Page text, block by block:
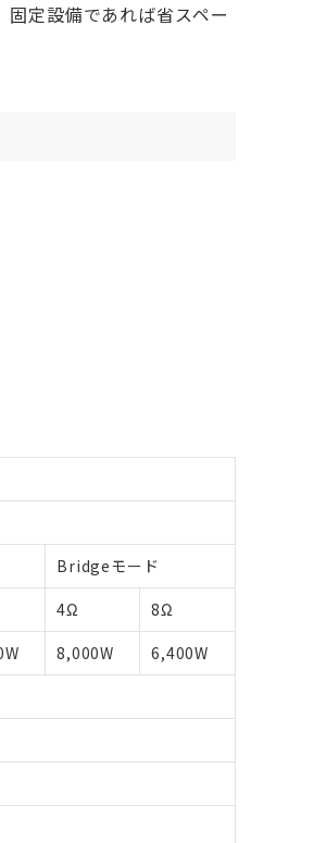
定設備であれば省スペー
Bridgeモード
4Ω
8Ω
8,000W
6,400W